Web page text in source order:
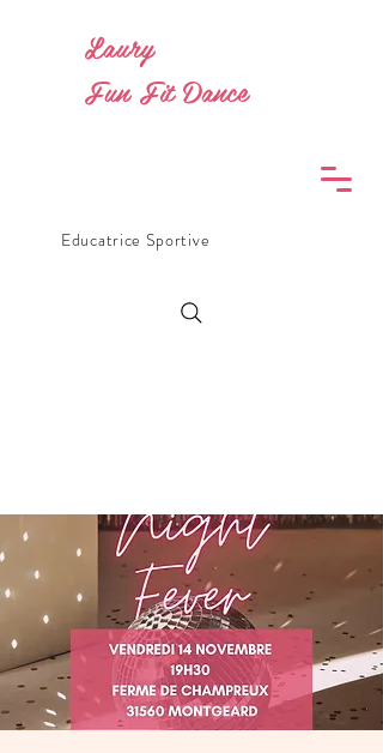
Educatrice Sportive
Laury
Fun Fit Dance